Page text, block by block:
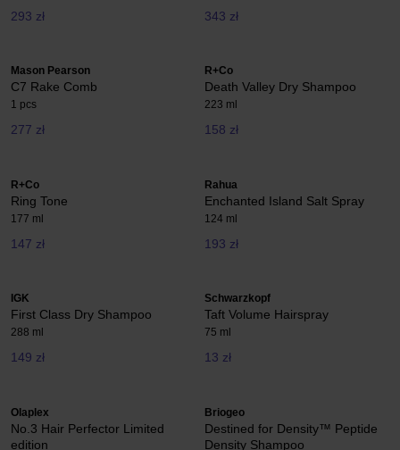
293 zł 343 zł
Mason Pearson
C7 Rake Comb
1 pcs
277 zł
R+Co
Death Valley Dry Shampoo
223 ml
158 zł
R+Co
Ring Tone
177 ml
147 zł
Rahua
Enchanted Island Salt Spray
124 ml
193 zł
IGK
First Class Dry Shampoo
288 ml
149 zł
Schwarzkopf
Taft Volume Hairspray
75 ml
13 zł
Olaplex
No.3 Hair Perfector Limited
edition
Briogeo
Destined for Density™ Peptide
Density Shampoo